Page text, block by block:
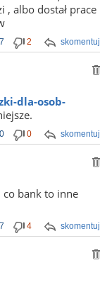
, albo dostał prace
skomentuj
2
dla-osob-
skomentuj
0 0
bank to inne
skomentuj
7 4